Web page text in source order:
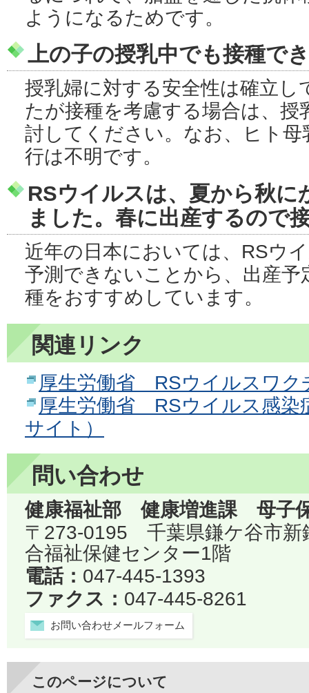
ようになるためです。
上の子の授乳中でも接種で
授乳婦に対する安全性は確立し
たが接種を考慮する場合は、授
討してください。なお、ヒト
行は不明です。
RSウイルスは、夏から秋に
ました。春に出産するので
近年の日本においては、RSウ
予測できないことから、出産
種をおすすめしています。
関連リンク
厚生労働省 RSウイルスワク
厚生労働省 RSウイルス感染
サイト）
問い合わせ
健康福祉部 健康増進課 母子
〒273-0195 千葉県鎌ケ谷市
合福祉保健センター1階
電話： 047-445-1393
ファクス： 047-445-8261
お問い合わせメールフォーム
このページについて